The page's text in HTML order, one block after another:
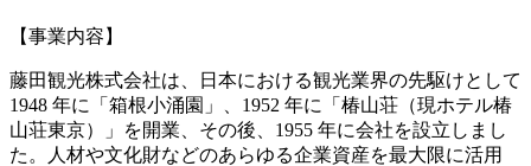
【事業内容】
藤田観光株式会社は、日本における観光業界の先駆けとして
1948 年に「箱根小涌園」、1952 年に「椿山荘（現ホテル椿
山荘東京）」を開業、その後、1955 年に会社を設立しまし
た。人材や文化財などのあらゆる企業資産を最大限に活用